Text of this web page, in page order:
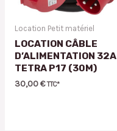
Location Petit matériel
LOCATION CÂBLE
D’ALIMENTATION 32A
TETRA P17 (30M)
30,00€ TTC*